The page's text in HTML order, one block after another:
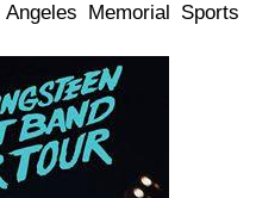
Memorial Sports